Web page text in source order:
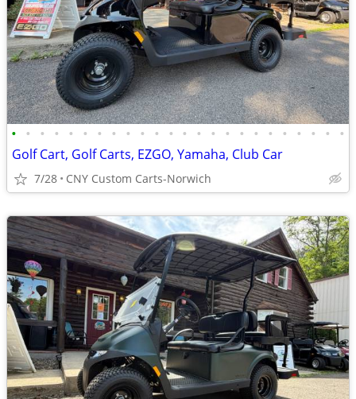
• • • • • • • • • • • • • • • • • • • • • • • •
Golf Cart, Golf Carts, EZGO, Yamaha, Club Car
7/28 CNY Custom Carts-Norwich